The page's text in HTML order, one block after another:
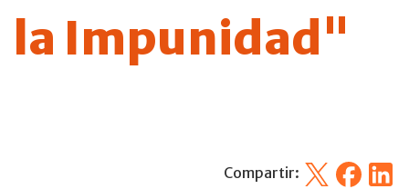
la Impunidad"
Compartir: X Facebook